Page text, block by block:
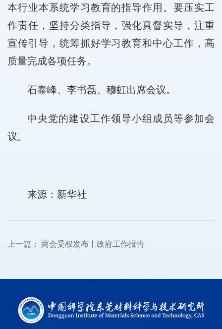
本行业本系统学习教育的指导作用。要压实工
作责任，坚持分类指导，强化真督实导，注重
宣传引导，统筹抓好学习教育和中心工作，高
质量完成各项任务。
石泰峰、李书磊、穆虹出席会议。
中央党的建设工作领导小组成员等参加会
议。
来源：新华社
上一篇： 两会受权发布丨政府工作报告